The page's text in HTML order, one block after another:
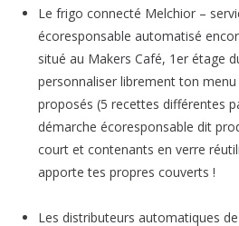
Le frigo connecté Melchior –
écoresponsable automatisé
situé au Makers Café, 1er étage
personnaliser librement ton
proposés (5 recettes différentes
démarche écoresponsable dit
court et contenants en verre
apporte tes propres couverts !
Les distributeurs automatiques